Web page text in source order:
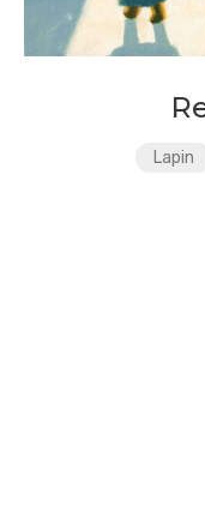
Lapin